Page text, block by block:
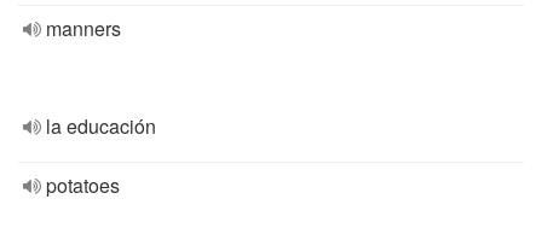
manners
la educación
potatoes